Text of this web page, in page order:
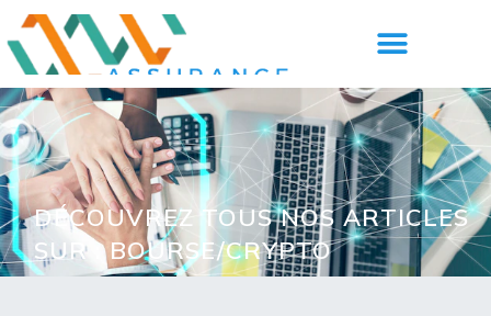
DÉCOUVREZ TOUS NOS ARTICLES
SUR : BOURSE/CRYPTO